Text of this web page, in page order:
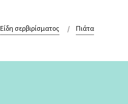
Είδη σερβιρίσματος Πιάτα